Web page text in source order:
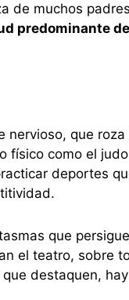
de muchos
predominante
nervioso, que
físico como el
deportes
que
el teatro, sobre
destaquen,